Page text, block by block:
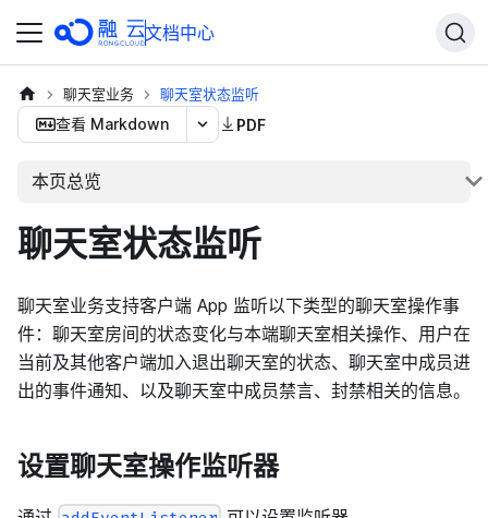
文档中心
聊天室业务 聊天室状态监听
查看 Markdown PDF
本页总览
聊天室状态监听
聊天室业务支持客户端 App 监听以下类型的聊天室操作事
件：聊天室房间的状态变化与本端聊天室相关操作、用户在
当前及其他客户端加入退出聊天室的状态、聊天室中成员进
出的事件通知、以及聊天室中成员禁言、封禁相关的信息。
设置聊天室操作监听器